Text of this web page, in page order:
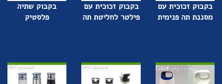
בקבוק זכוכית עם
מסננת תה פנימית
בקבוק זכוכית עם
פילטר לחליטת תה
בקבוק שתיה
פלסטיק